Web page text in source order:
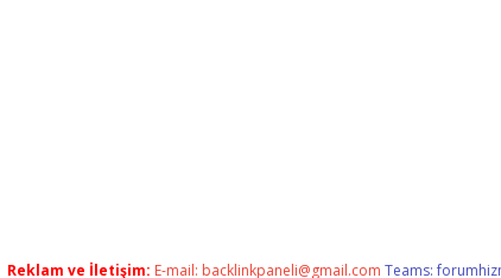
Reklam ve İletişim: E-mail: backlinkpaneli@gmail.com Teams: